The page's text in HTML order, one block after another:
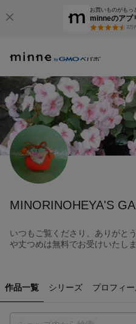
お買いものがもっ
minneのアプ
3万
MINORINOHEYA'S
いつもご覧くださり、ありがと
や丈つめは無料でお受けいたし
作品一覧 シリーズ プロフィ